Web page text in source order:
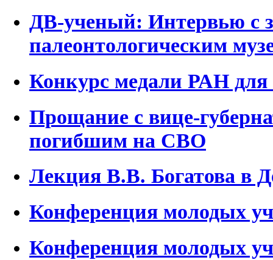
ДВ-ученый: Интервью с
палеонтологическим
Конкурс медали РАН
Прощание с вице-
погибшим на СВО
Лекция В.В. Богатова в
Конференция молодых
Конференция молодых